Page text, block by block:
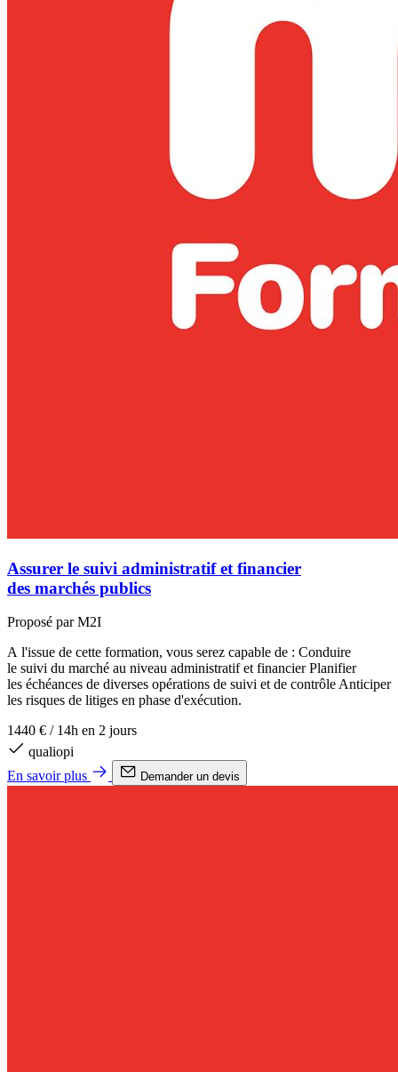
Assurer le suivi administratif et financier
des marchés publics
Proposé par M2I
A l'issue de cette formation, vous serez capable de : Conduire
le suivi du marché au niveau administratif et financier Planifier
les échéances de diverses opérations de suivi et de contrôle Anticiper
les risques de litiges en phase d'exécution.
1440 € / 14h en 2 jours
qualiopi
En savoir plus
Demander un devis